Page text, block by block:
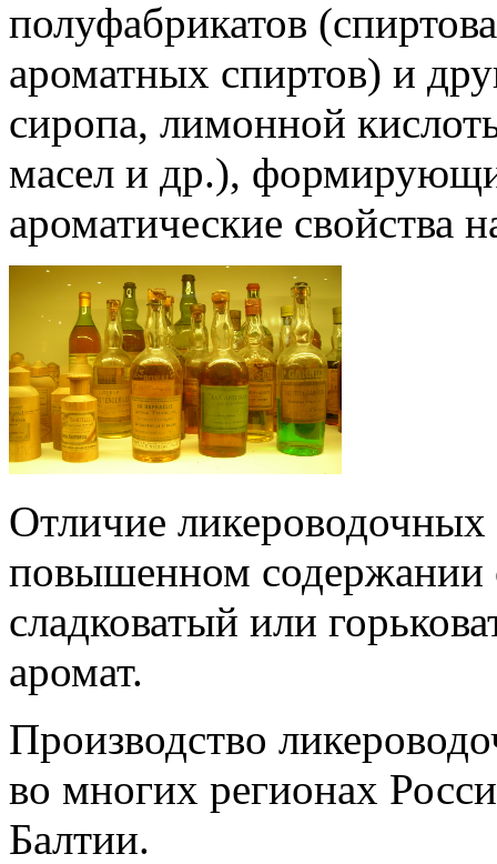
полуфабрикатов
ароматных спиртов) и
сиропа, лимонной
масел и др.),
ароматические свойства
Отличие
повышенном содержании
сладковатый или
аромат.
Производство
во многих регионах
Балтии.